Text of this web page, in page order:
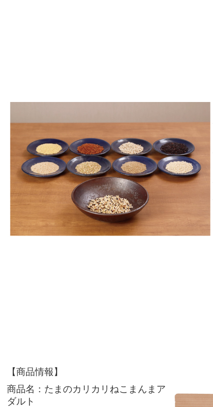
【商品情報】
商品名：たまのカリカリねこまんまア
ダルト